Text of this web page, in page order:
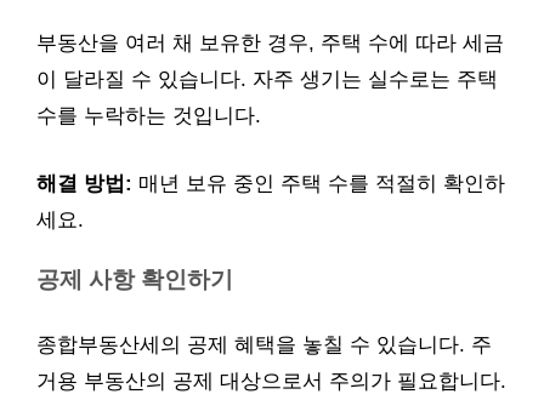
부동산을 여러 채 보유한 경우, 주택 수에 따라 세금
이 달라질 수 있습니다. 자주 생기는 실수로는 주택
수를 누락하는 것입니다.
해결 방법: 매년 보유 중인 주택 수를 적절히 확인하
세요.
공제 사항 확인하기
종합부동산세의 공제 혜택을 놓칠 수 있습니다. 주
거용 부동산의 공제 대상으로서 주의가 필요합니다.